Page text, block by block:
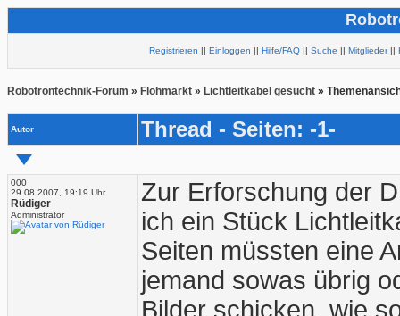
Registrieren || Einloggen || Hilfe/FAQ || Suche || Mitglieder||
Robotrontechnik-Forum » Flohmarkt » Lichtleitkabel gesucht »
Autor Thread - Seiten: -1-
000
29.08.2007, 19:19 Uhr
Rüdiger
Administrator
Zur Erforschung der
ich ein Stück
Seiten müssten eine
jemand sowas übrig
Bilder schicken, wie